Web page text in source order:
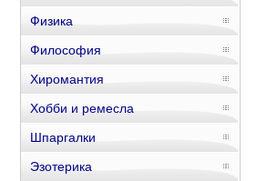
Физика
Философия
Хиромантия
Хобби и ремесла
Шпаргалки
Эзотерика